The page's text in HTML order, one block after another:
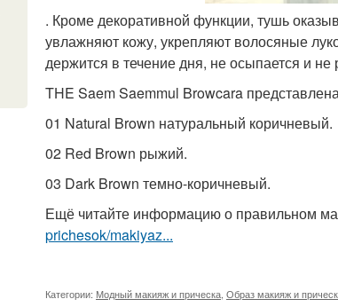
. Кроме декоративной функции, тушь
увлажняют кожу, укрепляют волосяные
держится в течение дня, не осыпается и не
THE Saem Saemmul Browcara
01 Natural Brown натуральный коричневый.
02 Red Brown рыжий.
03 Dark Brown темно-коричневый.
Ещё читайте информацию о правильном
prichesok/makiyaz...
Категории: Модный макияж и прическа Образ макияж и